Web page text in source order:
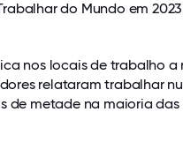
do Mundo em
nos locais de trabalho a
relataram trabalhar
de metade na maioria das